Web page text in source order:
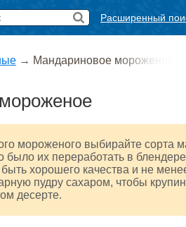
Расширенный
→ Мандариновое мороженое
мороженого выбирайте сорта
было их переработать в
хорошего качества и не
пудру сахаром, чтобы
десерте.